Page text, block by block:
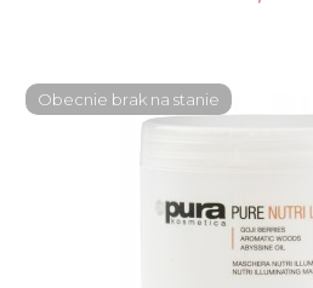
Obecnie brak na stanie